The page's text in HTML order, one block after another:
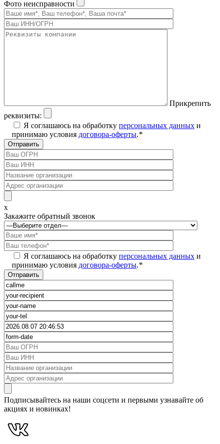
Фото неисправности
Прикрепить
реквизиты:
Я соглашаюсь на обработку персональных данных и
принимаю условия договора-оферты.*
x
Закажите обратный звонок
Я соглашаюсь на обработку персональных данных и
принимаю условия договора-оферты.*
Подписывайтесь на наши соцсети и первыми узнавайте об
акциях и новинках!